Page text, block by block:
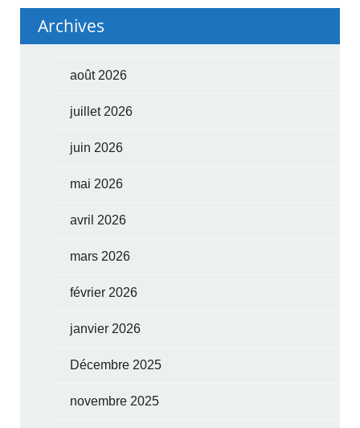
Archives
août 2026
juillet 2026
juin 2026
mai 2026
avril 2026
mars 2026
février 2026
janvier 2026
Décembre 2025
novembre 2025